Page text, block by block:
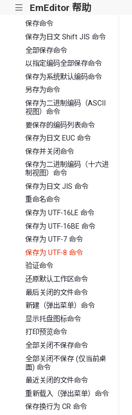
||| EmEditor 帮助
重新载入为 UTF-8 命令
保存命令
保存为日文 Shift JIS 命令
全部保存命令
以指定编码全部保存命令
保存为系统默认编码命令
另存为命令
保存为二进制编码（ASCII
视图）命令
要保存的编码列表命令
保存为日文 EUC 命令
保存并关闭命令
保存为二进制编码（十六进
制视图）命令
保存为日文 JIS 命令
重命名命令
保存为 UTF-16LE 命令
保存为 UTF-16BE 命令
保存为 UTF-7 命令
保存为 UTF-8 命令
验证命令
还原默认工作区命令
最后关闭的文件命令
新建（弹出菜单）命令
显示托盘图标命令
打印预览命令
全部关闭不保存命令
全部关闭不保存 (仅当前桌
面) 命令
最近关闭的文件命令
重新载入（弹出菜单）命令
保存换行为 CR 命令